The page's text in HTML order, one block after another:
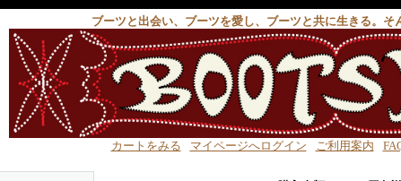
ブーツと出会い、ブーツを愛し、ブーツと共に生きる。そ
カートをみる マイページへログイン ご利用案内